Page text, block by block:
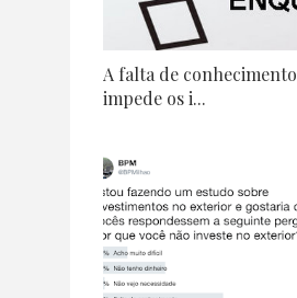
A falta de conhecimento
impede os i...